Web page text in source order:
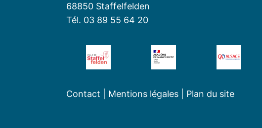
68850 Staffelfelden
Tél. 03 89 55 64 20
Contact Mentions légales Plan du site